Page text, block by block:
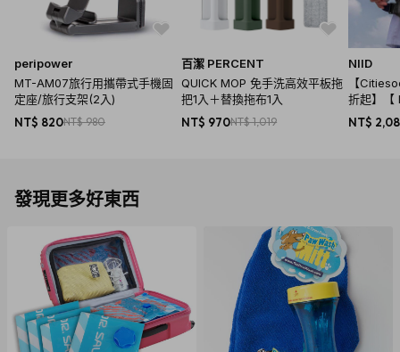
peripower
MT-AM07旅行用攜帶式手機固
定座/旅行支架(2入)
NT$ 820NT$ 980
百潔 PERCENT
QUICK MOP 免手洗高效平板拖
把1入＋替換拖布1入
NT$ 970NT$ 1,019
NIID
【
折起】【
單肩包 -
NT$
發現更多好東西